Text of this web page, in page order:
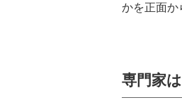
かを正面か
専門家